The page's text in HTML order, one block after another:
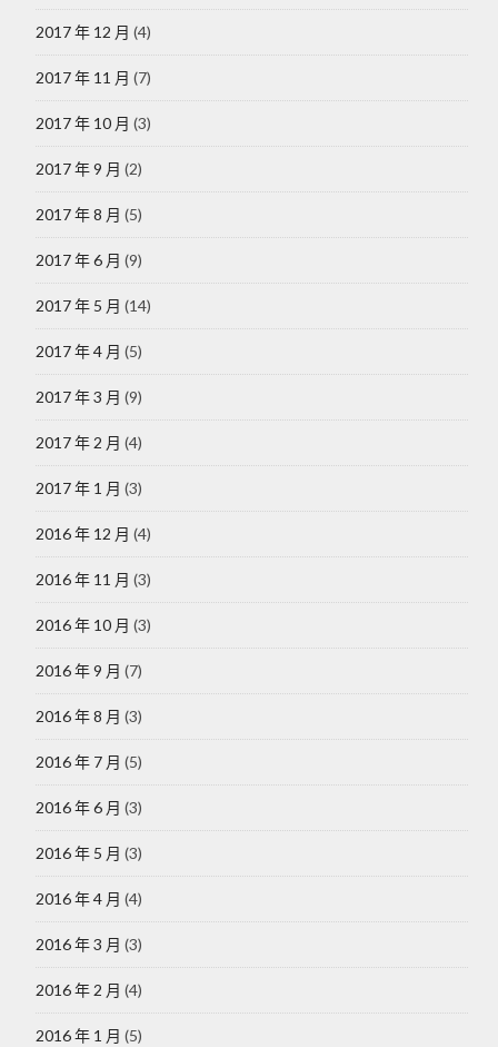
2017 年 12 月 (4)
2017 年 11 月 (7)
2017 年 10 月 (3)
2017 年 9 月 (2)
2017 年 8 月 (5)
2017 年 6 月 (9)
2017 年 5 月 (14)
2017 年 4 月 (5)
2017 年 3 月 (9)
2017 年 2 月 (4)
2017 年 1 月 (3)
2016 年 12 月 (4)
2016 年 11 月 (3)
2016 年 10 月 (3)
2016 年 9 月 (7)
2016 年 8 月 (3)
2016 年 7 月 (5)
2016 年 6 月 (3)
2016 年 5 月 (3)
2016 年 4 月 (4)
2016 年 3 月 (3)
2016 年 2 月 (4)
2016 年 1 月 (5)